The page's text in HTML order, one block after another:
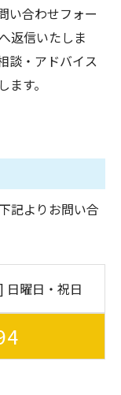
い合わせフォー
返信いたしま
談・アドバイス
す。
記よりお問い合
日曜日・祝日